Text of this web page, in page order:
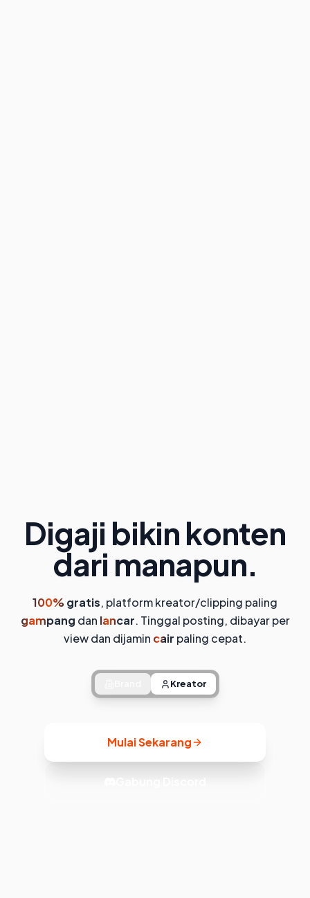
Digaji bikin konten
dari manapun.
100% gratis, platform kreator/clipping paling
gampang dan lancar. Tinggal posting, dibayar per
view dan dijamin cair paling cepat.
Kreator
Mulai Sekarang